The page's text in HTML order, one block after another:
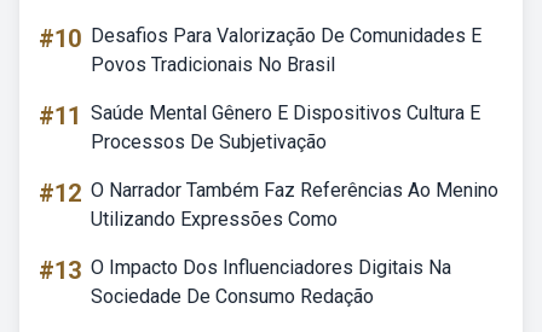
#10 Desafios Para Valorização De Comunidades E
Povos Tradicionais No Brasil
#11 Saúde Mental Gênero E Dispositivos Cultura E
Processos De Subjetivação
#12 O Narrador Também Faz Referências Ao Menino
Utilizando Expressões Como
#13 O Impacto Dos Influenciadores Digitais Na
Sociedade De Consumo Redação